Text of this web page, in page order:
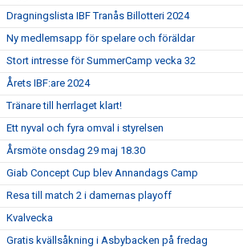
Dragningslista IBF Tranås Billotteri 2024
Ny medlemsapp för spelare och föräldar
Stort intresse för SummerCamp vecka 32
Årets IBF:are 2024
Tränare till herrlaget klart!
Ett nyval och fyra omval i styrelsen
Årsmöte onsdag 29 maj 18.30
Giab Concept Cup blev Annandags Camp
Resa till match 2 i damernas playoff
Kvalvecka
Gratis kvällsåkning i Asbybacken på fredag